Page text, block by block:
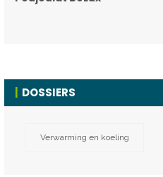
DOSSIERS
Verwarming en koeling